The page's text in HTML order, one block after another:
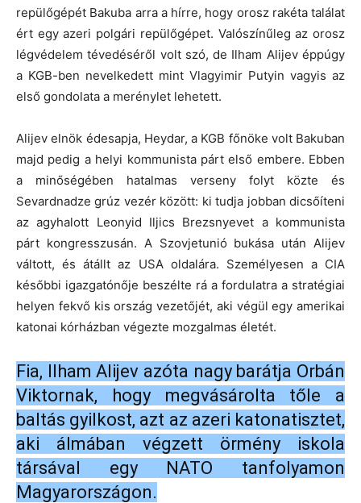
repülőgépét Bakuba arra a hírre, hogy orosz rakéta találat
ért egy azeri polgári repülőgépet. Valószínűleg az orosz
légvédelem tévedéséről volt szó, de Ilham Alijev éppúgy
a KGB-ben nevelkedett mint Vlagyimir Putyin vagyis az
első gondolata a merénylet lehetett.
Alijev elnök édesapja, Heydar, a KGB főnöke volt Bakuban
majd pedig a helyi kommunista párt első embere. Ebben
a minőségében hatalmas verseny folyt közte és
Sevardnadze grúz vezér között: ki tudja jobban dicsőíteni
az agyhalott Leonyid Iljics Brezsnyevet a kommunista
párt kongresszusán. A Szovjetunió bukása után Alijev
váltott, és átállt az USA oldalára. Személyesen a CIA
későbbi igazgatónője beszélte rá a fordulatra a stratégiai
helyen fekvő kis ország vezetőjét, aki végül egy amerikai
katonai kórházban végezte mozgalmas életét.
Fia, Ilham Alijev azóta nagy barátja Orbán
Viktornak, hogy megvásárolta tőle a
baltás gyilkost, azt az azeri katonatisztet,
aki álmában végzett örmény iskola
társával egy NATO tanfolyamon
Magyarországon.